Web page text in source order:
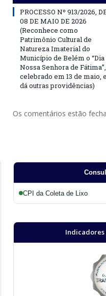
PROCESSO Nº 913/2026,
08 DE MAIO DE 2026
(Reconhece como
Patrimônio Cultural de
Natureza Imaterial do
Município de Belém o “Dia
Nossa Senhora de Fátima”,
celebrado em 13 de maio, e
dá outras providências)
Os comentários estão
CPI da Coleta de Lixo